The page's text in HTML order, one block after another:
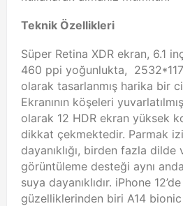
Teknik Özellikleri
Süper Retina XDR ekran, 6.1
460 ppi yoğunlukta,
olarak tasarlanmış harika bir
Ekranının köşeleri
olarak 12 HDR ekran yüksek
dikkat çekmektedir. Parmak
dayanıklığı, birden fazla
görüntüleme desteği aynı
suya dayanıklıdır. iPhone
güzelliklerinden biri A14